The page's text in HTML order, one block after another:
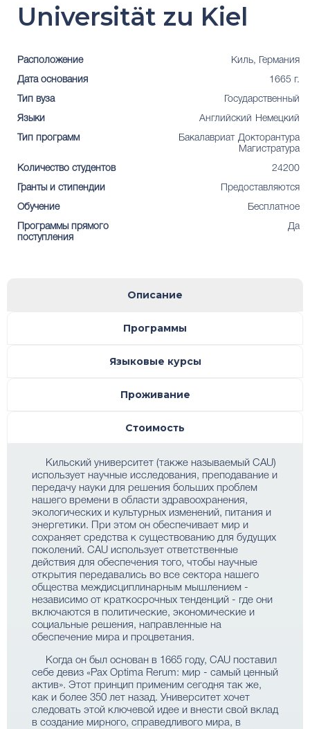
Universität zu Kiel
Расположение Киль, Германия
Дата основания 1665 г.
Тип вуза Государственный
Языки Английский Немецкий
Тип программ Бакалавриат Докторантура
Магистратура
Количество студентов 24200
Гранты и стипендии Предоставляются
Обучение Бесплатное
Программы прямого
поступления
Да
Описание
Программы
Языковые курсы
Проживание
Стоимость
Кильский университет (также называемый CAU)
использует научные исследования, преподавание и
передачу науки для решения больших проблем
нашего времени в области здравоохранения,
экологических и культурных изменений, питания и
энергетики. При этом он обеспечивает мир и
сохраняет средства к существованию для будущих
поколений. CAU использует ответственные
действия для обеспечения того, чтобы научные
открытия передавались во все сектора нашего
общества междисциплинарным мышлением -
независимо от краткосрочных тенденций - где они
включаются в политические, экономические и
социальные решения, направленные на
обеспечение мира и процветания.
Когда он был основан в 1665 году, CAU поставил
себе девиз «Pax Optima Rerum: мир - самый ценный
актив». Этот принцип применим сегодня так же,
как и более 350 лет назад. Университет хочет
следовать этой ключевой идее и внести свой вклад
в создание мирного, справедливого мира, в